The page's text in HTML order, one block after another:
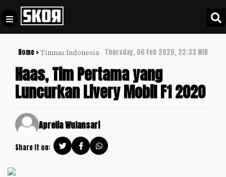
Home > Timnas Indonesia Thursday, 06 Feb 2020, 22:33 WIB
Haas, Tim Pertama yang
Luncurkan Livery Mobil F1 2020
Aprelia Wulansari
Share it on:
Football +
Culture +
Sports
Update
+
Policy
Pedoman
Media
Siber
Disclaimer